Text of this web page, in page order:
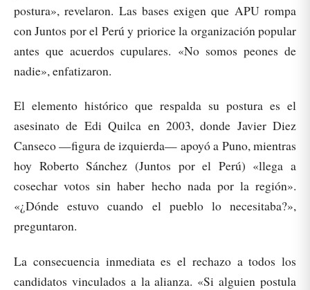
postura», revelaron. Las bases exigen que APU rompa
con Juntos por el Perú y priorice la organización popular
antes que acuerdos cupulares. «No somos peones de
nadie», enfatizaron.
El elemento histórico que respalda su postura es el
asesinato de Edi Quilca en 2003, donde Javier Diez
Canseco —figura de izquierda— apoyó a Puno, mientras
hoy Roberto Sánchez (Juntos por el Perú) «llega a
cosechar votos sin haber hecho nada por la región».
«¿Dónde estuvo cuando el pueblo lo necesitaba?»,
preguntaron.
La consecuencia inmediata es el rechazo a todos los
candidatos vinculados a la alianza. «Si alguien postula